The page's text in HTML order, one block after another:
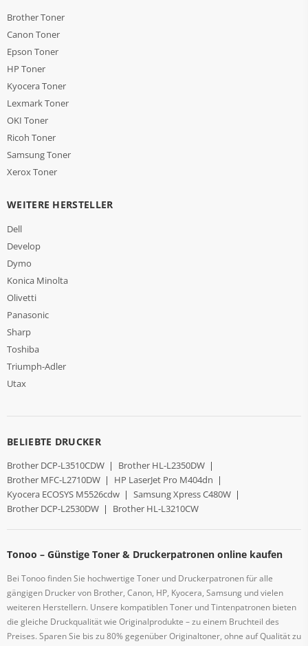
Brother Toner
Canon Toner
Epson Toner
HP Toner
Kyocera Toner
Lexmark Toner
OKI Toner
Ricoh Toner
Samsung Toner
Xerox Toner
WEITERE HERSTELLER
Dell
Develop
Dymo
Konica Minolta
Olivetti
Panasonic
Sharp
Toshiba
Triumph-Adler
Utax
BELIEBTE DRUCKER
Brother DCP-L3510CDW | Brother HL-L2350DW |
Brother MFC-L2710DW | HP LaserJet Pro M404dn |
Kyocera ECOSYS M5526cdw | Samsung Xpress C480W |
Brother DCP-L2530DW | Brother HL-L3210CW
Tonoo – Günstige Toner & Druckerpatronen online kaufen
Bei Tonoo finden Sie hochwertige Toner und Druckerpatronen für alle
gängigen Drucker von Brother, Canon, HP, Kyocera, Samsung und vielen
weiteren Herstellern. Unsere kompatiblen Toner und Tintenpatronen bieten
die gleiche Druckqualität wie Originalprodukte – zu einem Bruchteil des
Preises. Sparen Sie bis zu 80% gegenüber Originaltoner, ohne auf Qualität zu